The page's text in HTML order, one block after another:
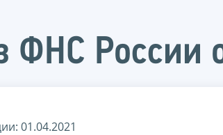
ФНС России
01.04.2021